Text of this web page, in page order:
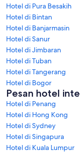
Hotel di Pura Besakih
Hotel di Bintan
Hotel di Banjarmasin
Hotel di Sanur
Hotel di Jimbaran
Hotel di Tuban
Hotel di Tangerang
Hotel di Bogor
Pesan hotel
Hotel di Penang
Hotel di Hong Kong
Hotel di Sydney
Hotel di Singapura
Hotel di Kuala Lumpur